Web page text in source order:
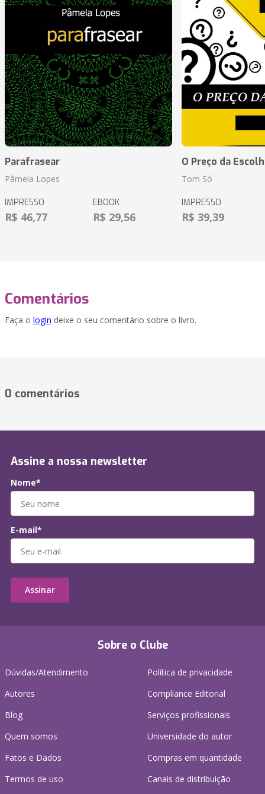
Parafrasear
Pâmela Lopes
IMPRESSO
R$ 46,77
EBOOK
R$ 29,56
O Preço da
Tom Só
IMPRESSO
R$ 39,39
Comentários
Faça o login deixe o seu comentário sobre o livro.
0 comentários
Sobre o Clube
Dúvidas/Atendimento
Autores
Blog
Quem somos
Fatos e Dados
Termos de uso
Política de privacidade
Compliance Editorial
Serviços profissionais
Universidade do autor
Compras em quantidade
Canais de distribuição
Assine a nossa newsletter
Nome*
E-mail*
Assinar